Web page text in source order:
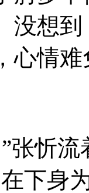
没想
心情
忻流
下身